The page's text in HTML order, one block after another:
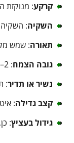
קרקע: מנוקזת
השקיה:
תאורה: שמש
גובה הצמח: 2–6 מטרים.
נשיר או תדיר:
קצב גדילה:
גידול בעציץ: כן, 20